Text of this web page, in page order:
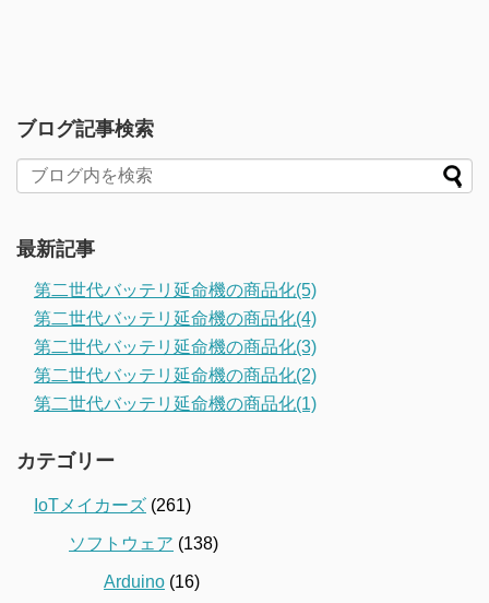
ブログ記事検索
最新記事
第二世代バッテリ延命機の商品化(5)
第二世代バッテリ延命機の商品化(4)
第二世代バッテリ延命機の商品化(3)
第二世代バッテリ延命機の商品化(2)
第二世代バッテリ延命機の商品化(1)
カテゴリー
IoTメイカーズ (261)
ソフトウェア (138)
Arduino (16)